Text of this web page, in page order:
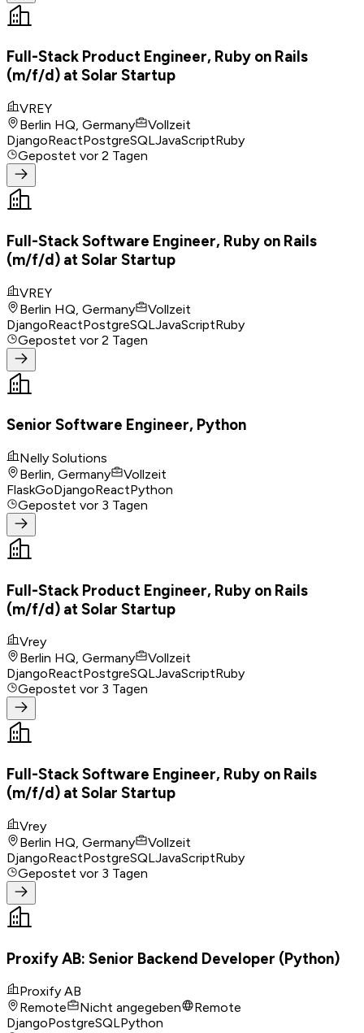
Full-Stack Product Engineer, Ruby on Rails
(m/f/d) at Solar Startup
VREY
Berlin HQ, Germany
Vollzeit
DjangoReactPostgreSQLJavaScriptRuby
Gepostet vor 2 Tagen
Full-Stack Software Engineer, Ruby on Rails
(m/f/d) at Solar Startup
VREY
Berlin HQ, Germany
Vollzeit
DjangoReactPostgreSQLJavaScriptRuby
Gepostet vor 2 Tagen
Senior Software Engineer, Python
Nelly Solutions
Berlin, Germany
Vollzeit
FlaskGoDjangoReactPython
Gepostet vor 3 Tagen
Full-Stack Product Engineer, Ruby on Rails
(m/f/d) at Solar Startup
Vrey
Berlin HQ, Germany
Vollzeit
DjangoReactPostgreSQLJavaScriptRuby
Gepostet vor 3 Tagen
Full-Stack Software Engineer, Ruby on Rails
(m/f/d) at Solar Startup
Vrey
Berlin HQ, Germany
Vollzeit
DjangoReactPostgreSQLJavaScriptRuby
Gepostet vor 3 Tagen
Proxify AB: Senior Backend Developer (Python)
Proxify AB
Remote
Nicht angegeben
Remote
DjangoPostgreSQLPython